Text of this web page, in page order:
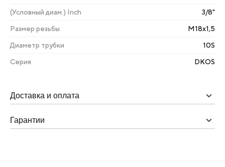
(Условный диам.) Inch 3/8"
Размер резьбы М18х1,5
Диаметр трубки 10S
Серия DKOS
Доставка и оплата
Гарантии